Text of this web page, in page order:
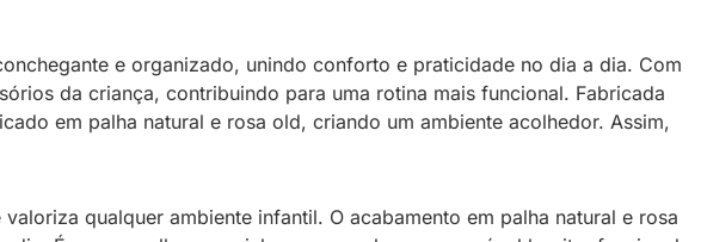
e organizado, unindo conforto e praticidade no dia a dia. Com
da criança, contribuindo para uma rotina mais funcional. Fabricada
em palha natural e rosa old, criando um ambiente acolhedor. Assim,
qualquer ambiente infantil. O acabamento em palha natural e rosa